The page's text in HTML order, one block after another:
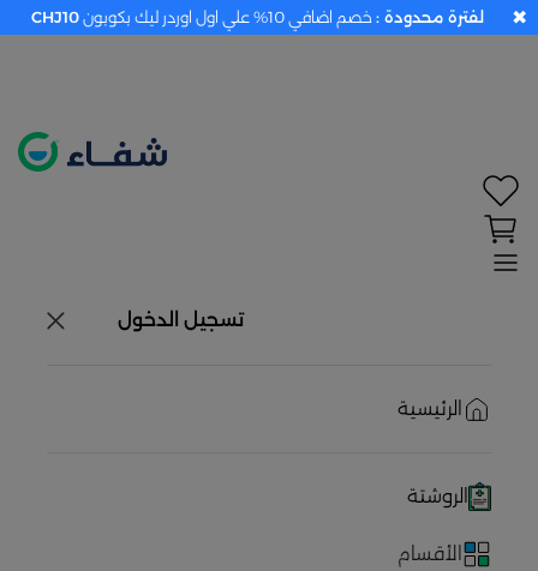
تسجيل الدخول
الرئيسية
الروشتة
الأقسام
لفترة محدودة : خصم اضافي 10% علي اول اوردر ليك بكوبون CHJ10 ✖